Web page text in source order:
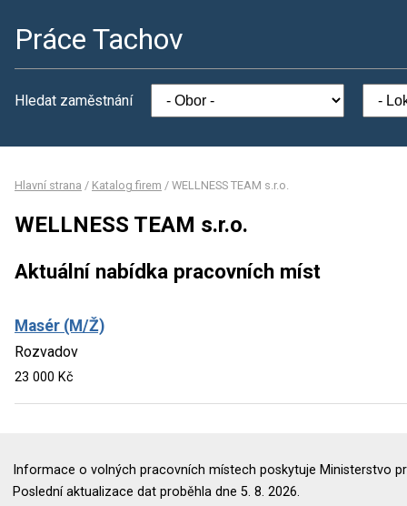
Práce Tachov
Hledat zaměstnání
Hlavní strana / Katalog firem / WELLNESS TEAM s.r.o.
WELLNESS TEAM s.r.o.
Aktuální nabídka pracovních míst
Masér (M/Ž)
Rozvadov
23 000 Kč
Informace o volných pracovních místech poskytuje Ministerstvo
Poslední aktualizace dat proběhla dne 5. 8. 2026.